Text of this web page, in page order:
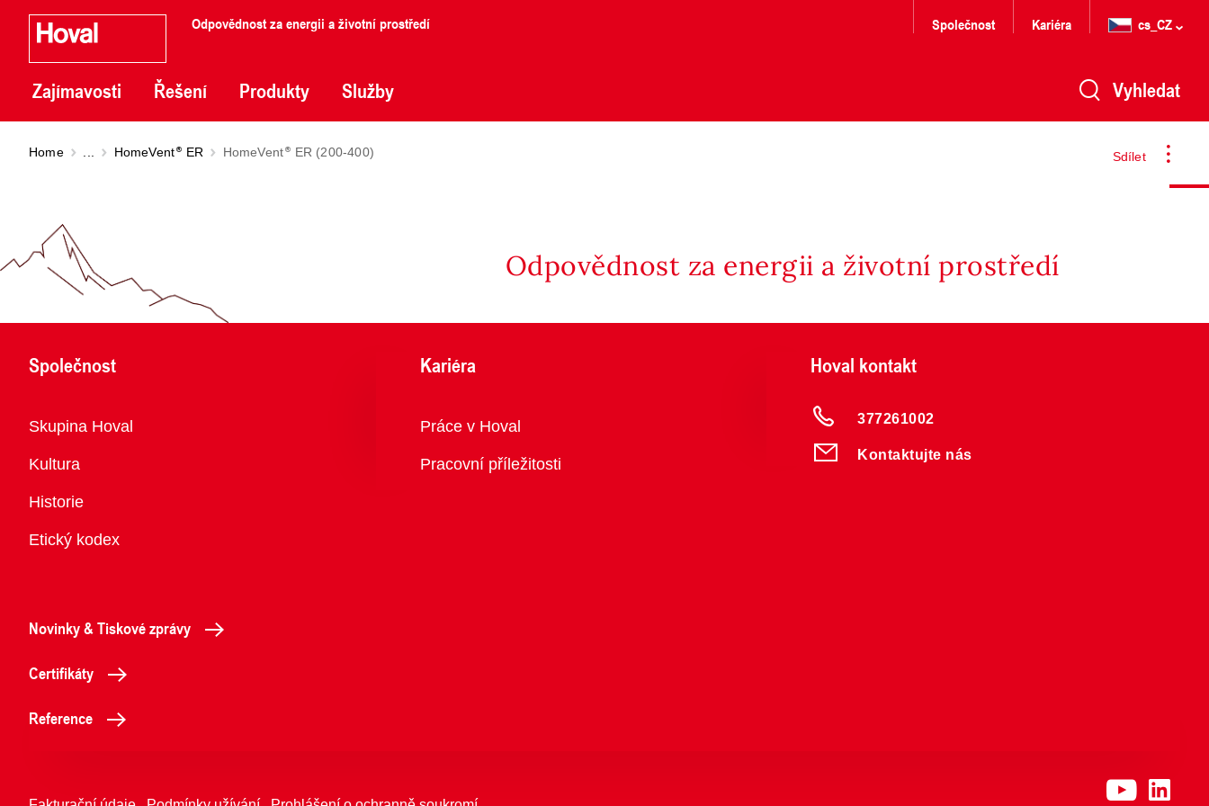
Odpovědnost za energii a životní prostředí
Zajímavosti Řešení Produkty Služby
Společnost Kariéra cs_CZ
Vyhledat
Sdílet
Home HomeVent ER HomeVent ER (200-400)
Odpovědnost za energii a životní prostředí
Společnost
Přehled
Skupina Hoval
Kultura
Historie
Etický kodex
Kariéra
Přehled
Práce v Hoval
Pracovní příležitosti
Hoval kontakt
377261002
Kontaktujte nás
Novinky & Tiskové zprávy
Certifikáty
Reference